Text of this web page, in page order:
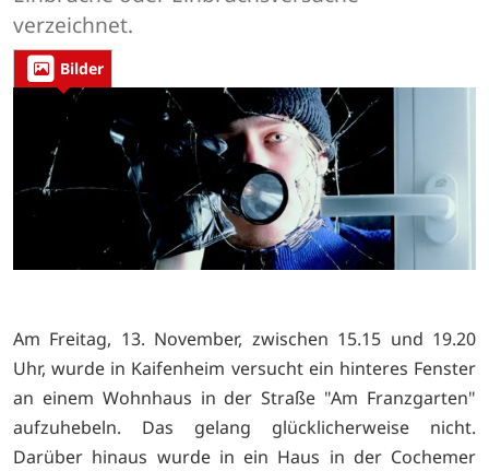
verzeichnet.
Bilder
Am Freitag, 13. November, zwischen 15.15 und 19.20
Uhr, wurde in Kaifenheim versucht ein hinteres Fenster
an einem Wohnhaus in der Straße "Am Franzgarten"
aufzuhebeln. Das gelang glücklicherweise nicht.
Darüber hinaus wurde in ein Haus in der Cochemer